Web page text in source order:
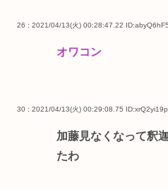
26 : 2021/04/13(火) 00:28:47.22
オワコン
30 : 2021/04/13(火) 00:29:08.75 ID:xrQ2yi19p
加藤見なくなって釈
たわ